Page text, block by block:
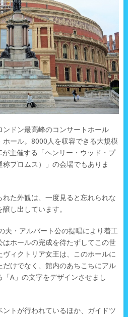
ンドン最高峰のコンサートホール
ール。8000人を収容できる大規模
主催する「ヘンリー・ウッド・プ
プロムス）」の会場でもありま
た外観は、一度見ると忘れられな
し出しています。
夫・アルバート公の提唱により着工
はホールの完成を待たずしてこの世
ィクトリア女王は、このホールに
けでなく、館内のあちこちにアル
A」の文字をデザインさせまし
トが行われているほか、ガイドツ